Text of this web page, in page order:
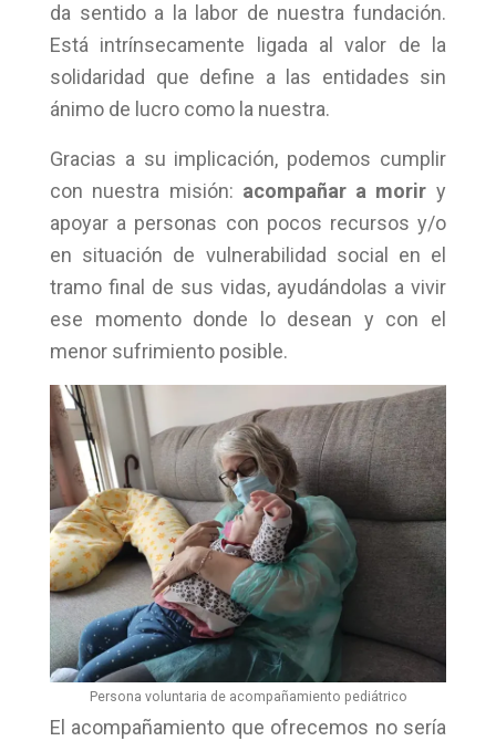
da sentido a la labor de nuestra fundación.
Está intrínsecamente ligada al valor de la
solidaridad que define a las entidades sin
ánimo de lucro como la nuestra.
Gracias a su implicación, podemos cumplir
con nuestra misión: acompañar a morir y
apoyar a personas con pocos recursos y/o
en situación de vulnerabilidad social en el
tramo final de sus vidas, ayudándolas a vivir
ese momento donde lo desean y con el
menor sufrimiento posible.
Persona voluntaria de acompañamiento pediátrico
El acompañamiento que ofrecemos no sería